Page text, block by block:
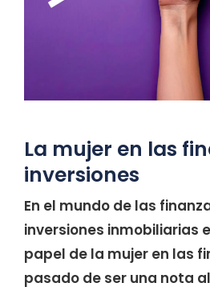
La mujer en las
inversiones
En el mundo de las
inversiones inmobiliarias
papel de la mujer en las
pasado de ser una nota